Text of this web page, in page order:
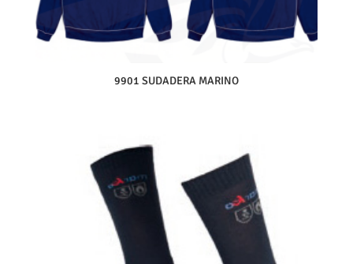
9901 SUDADERA MARINO